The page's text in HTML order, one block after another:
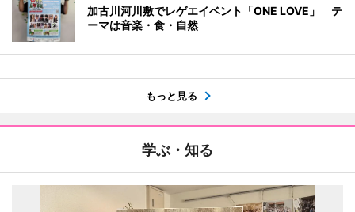
加古川河川敷でレゲエイベント「ONE LOVE」 テ
ーマは音楽・食・自然
もっと見る
学ぶ・知る